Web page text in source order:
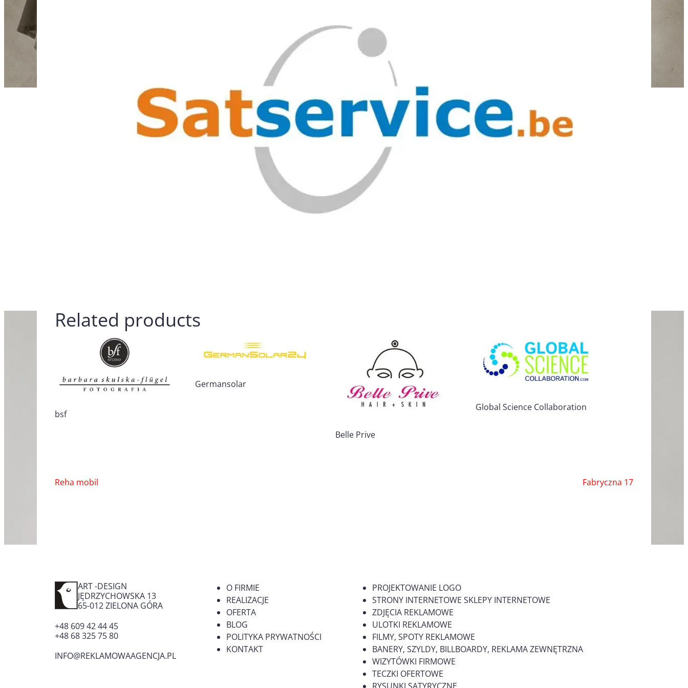
Related products
bsf
Germansolar
Belle Prive
Global Science Collaboration
Nawigacja
Reha mobil Fabryczna 17
ART -DESIGN
JĘDRZYCHOWSKA 13
65-012ZIELONA GÓRA
+48 609 42 44 45
+48 68 325 75 80
INFO@REKLAMOWAAGENCJA.PL
O FIRMIE
REALIZACJE
OFERTA
BLOG
POLITYKA PRYWATNOŚCI
KONTAKT
PROJEKTOWANIE LOGO
STRONY INTERNETOWE SKLEPY INTERNETOWE
ZDJĘCIA REKLAMOWE
ULOTKI REKLAMOWE
FILMY, SPOTY REKLAMOWE
BANERY, SZYLDY, BILLBOARDY, REKLAMA ZEWNĘTRZNA
WIZYTÓWKI FIRMOWE
TECZKI OFERTOWE